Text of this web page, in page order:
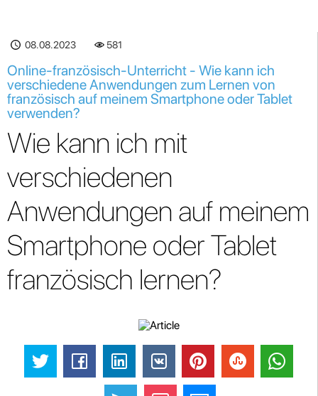
08.08.2023 581
Online-französisch-Unterricht - Wie kann ich
verschiedene Anwendungen zum Lernen von
französisch auf meinem Smartphone oder Tablet
verwenden?
Wie kann ich mit
verschiedenen
Anwendungen auf meinem
Smartphone oder Tablet
französisch lernen?